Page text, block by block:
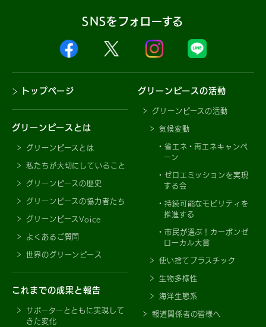
SNSをフォローする
トップページ
グリーンピースとは
グリーンピースとは
私たちが大切にしていること
グリーンピースの歴史
グリーンピースの協力者たち
グリーンピースVoice
よくあるご質問
世界のグリーンピース
これまでの成果と報告
サポーターとともに実現して
きた変化
グリーンピースの活動
グリーンピースの活動
気候変動
省エネ・再エネキャンペ
ーン
ゼロエミッションを実現
する会
持続可能なモビリティを
推進する
市民が選ぶ！カーボンゼ
ローカル大賞
使い捨てプラスチック
生物多様性
海洋生態系
報道関係者の皆様へ